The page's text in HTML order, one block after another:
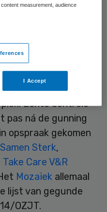
Twentse
Voor inschrijving
nodig op de
Echte controle
pas ná de gunning
opspraak gekomen
Samen Sterk,
Take Care V&R
Mozaïek allemaal
lijst van gegunde
OZJT.
measurement, audience
I Accept